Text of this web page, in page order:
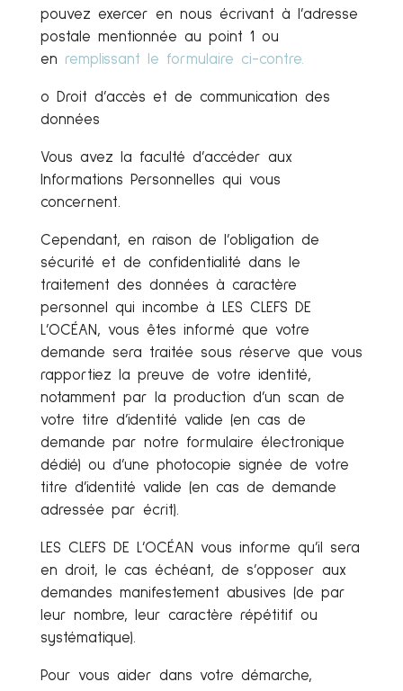
pouvez exercer en nous écrivant à l’adresse
postale mentionnée au point 1 ou
en remplissant le formulaire ci-contre.
o Droit d’accès et de communication des
données
Vous avez la faculté d’accéder aux
Informations Personnelles qui vous
concernent.
Cependant, en raison de l’obligation de
sécurité et de confidentialité dans le
traitement des données à caractère
personnel qui incombe à LES CLEFS DE
L’OCÉAN, vous êtes informé que votre
demande sera traitée sous réserve que vous
rapportiez la preuve de votre identité,
notamment par la production d’un scan de
votre titre d’identité valide (en cas de
demande par notre formulaire électronique
dédié) ou d’une photocopie signée de votre
titre d’identité valide (en cas de demande
adressée par écrit).
LES CLEFS DE L’OCÉAN vous informe qu’il sera
en droit, le cas échéant, de s’opposer aux
demandes manifestement abusives (de par
leur nombre, leur caractère répétitif ou
systématique).
Pour vous aider dans votre démarche,